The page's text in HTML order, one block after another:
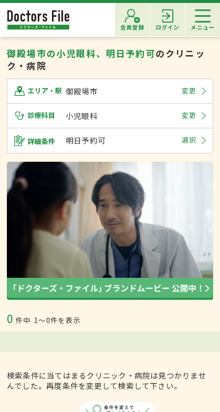
会員登録 ログイン メニュー
御殿場市の小児眼科、明日予約可のクリニッ
ク・病院
エリア・駅 御殿場市 変更
診療科目 小児眼科 変更
詳細条件 明日予約可 選択
0 件中 1〜0件を表示
検索条件に当てはまるクリニック・病院は見つかりませ
んでした。再度条件を変更して検索して下さい。